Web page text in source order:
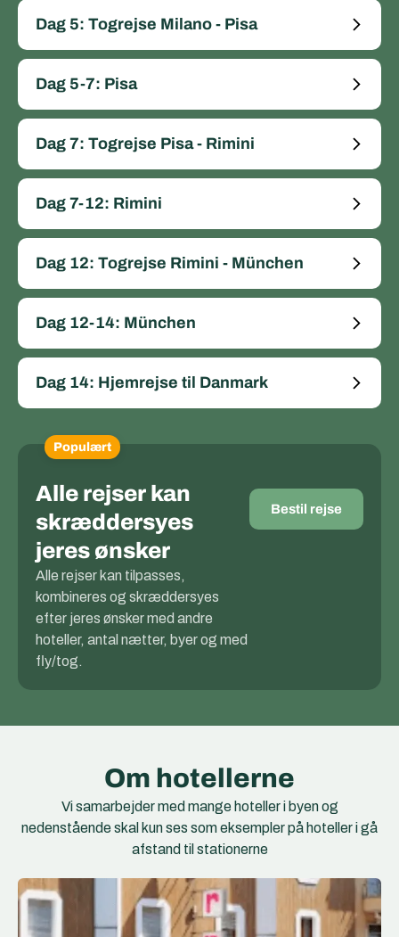
Dag 5: Togrejse Milano - Pisa
Dag 5-7: Pisa
Dag 7: Togrejse Pisa - Rimini
Dag 7-12: Rimini
Dag 12: Togrejse Rimini - München
Dag 12-14: München
Dag 14: Hjemrejse til Danmark
Populært
Alle rejser kan
skræddersyes
jeres ønsker
Alle rejser kan tilpasses,
kombineres og skræddersyes
efter jeres ønsker med andre
hoteller, antal nætter, byer og med
fly/tog.
Bestil rejse
Om hotellerne
Vi samarbejder med mange hoteller i byen og
nedenstående skal kun ses som eksempler på hoteller i gå
afstand til stationerne